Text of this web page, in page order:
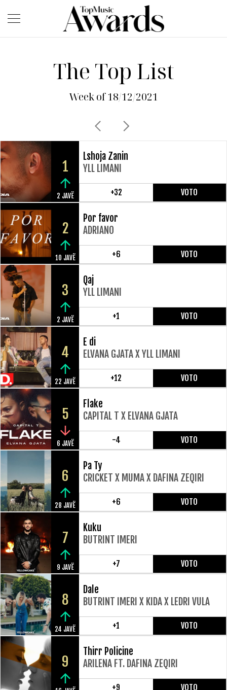
The Top List
Week of 18/12/2021
1
2 JAVË
Lshoja Zanin
YLL LIMANI
+32 VOTO
2
10 JAVË
Por favor
ADRIANO
+6 VOTO
3
2 JAVË
Qaj
YLL LIMANI
+1 VOTO
4
22 JAVË
E di
ELVANA GJATA X YLL LIMANI
+12 VOTO
5
6 JAVË
Flake
CAPITAL T X ELVANA GJATA
-4 VOTO
6
28 JAVË
Pa Ty
CRICKET X MUMA X DAFINA ZEQIRI
+6 VOTO
7
9 JAVË
Kuku
BUTRINT IMERI
+7 VOTO
8
24 JAVË
Dale
BUTRINT IMERI X KIDA X LEDRI VULA
+1 VOTO
9
Thirr Policine
ARILENA FT. DAFINA ZEQIRI
+9 VOTO